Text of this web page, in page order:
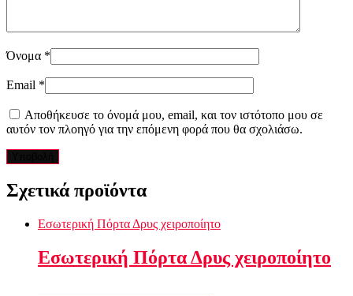
Όνομα *
Email *
Αποθήκευσε το όνομά μου, email, και τον ιστότοπο μου σε
αυτόν τον πλοηγό για την επόμενη φορά που θα σχολιάσω.
Σχετικά προϊόντα
Εσωτερική Πόρτα Δρυς χειροποίητο
Εσωτερική Πόρτα Δρυς χειροποίητο